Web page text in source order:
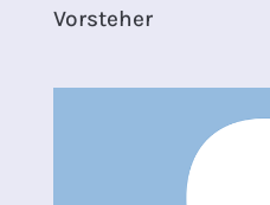
Vorsteher